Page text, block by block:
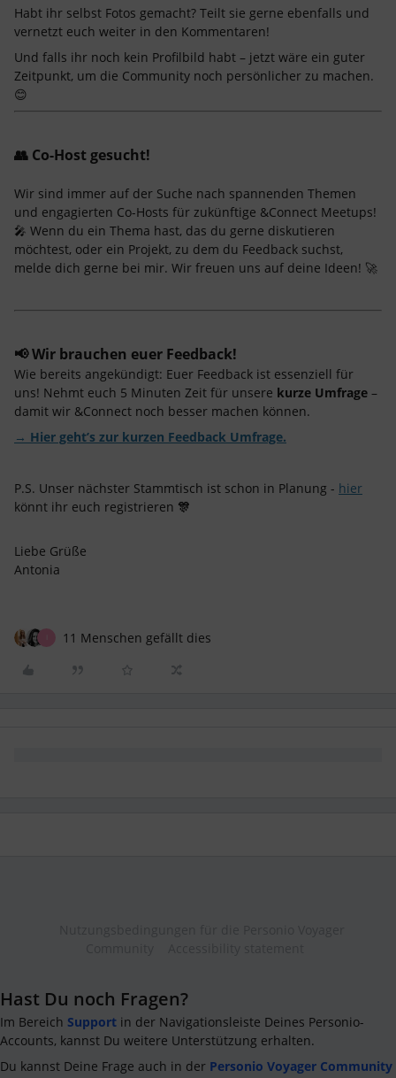
Habt ihr selbst Fotos gemacht? Teilt sie gerne ebenfalls und
vernetzt euch weiter in den Kommentaren!
Und falls ihr noch kein Profilbild habt – jetzt wäre ein guter
Zeitpunkt, um die Community noch persönlicher zu machen.
😊
👥 Co-Host gesucht!
Wir sind immer auf der Suche nach spannenden Themen
und engagierten Co-Hosts für zukünftige &Connect Meetups!
🎤 Wenn du ein Thema hast, das du gerne diskutieren
möchtest, oder ein Projekt, zu dem du Feedback suchst,
melde dich gerne bei mir. Wir freuen uns auf deine Ideen! 🚀
📢Wir brauchen euer Feedback!
Wie bereits angekündigt: Euer Feedback ist essenziell für
uns! Nehmt euch 5 Minuten Zeit für unsere kurze Umfrage –
damit wir &Connect noch besser machen können.
→ Hier geht’s zur kurzen Feedback Umfrage.
P.S. Unser nächster Stammtisch ist schon in Planung - hier
könnt ihr euch registrieren 🎊
Liebe Grüße
Antonia
11 Menschen gefällt dies
Hast Du noch Fragen?
Im Bereich Support in der Navigationsleiste Deines Personio-
Accounts, kannst Du weitere Unterstützung erhalten.
Du kannst Deine Frage auch in der Personio Voyager Community